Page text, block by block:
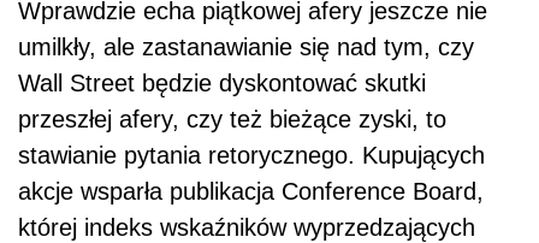
Wprawdzie echa piątkowej afery jeszcze nie
umilkły, ale zastanawianie się nad tym, czy
Wall Street będzie dyskontować skutki
przeszłej afery, czy też bieżące zyski, to
stawianie pytania retorycznego. Kupujących
akcje wsparła publikacja Conference Board,
której indeks wskaźników wyprzedzających